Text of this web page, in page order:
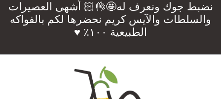
نضبط جوك ونعرف له🤩👌🏻 أشهى العصيرات
والسلطات والآيس كريم نحضرها لكم بالفواكه
الطبيعية ١٠٠٪؜ ♥️